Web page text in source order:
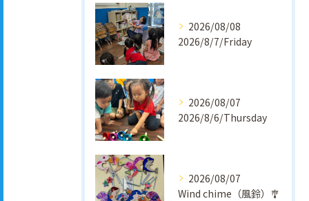
2026/08/08
2026/8/7/Friday
2026/08/07
2026/8/6/Thursday
2026/08/07
Wind chime（風鈴）🎐